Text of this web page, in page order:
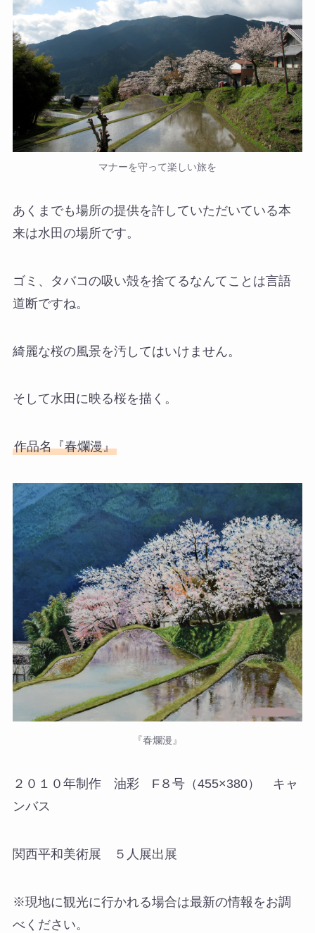
マナーを守って楽しい旅を
あくまでも場所の提供を許していただいている本
来は水田の場所です。
ゴミ、タバコの吸い殻を捨てるなんてことは言語
道断ですね。
綺麗な桜の風景を汚してはいけません。
そして水田に映る桜を描く。
作品名『春爛漫』
『春爛漫』
２０１０年制作 油彩 F８号（455×380） キャ
ンバス
関西平和美術展 ５人展出展
※現地に観光に行かれる場合は最新の情報をお調
べください。